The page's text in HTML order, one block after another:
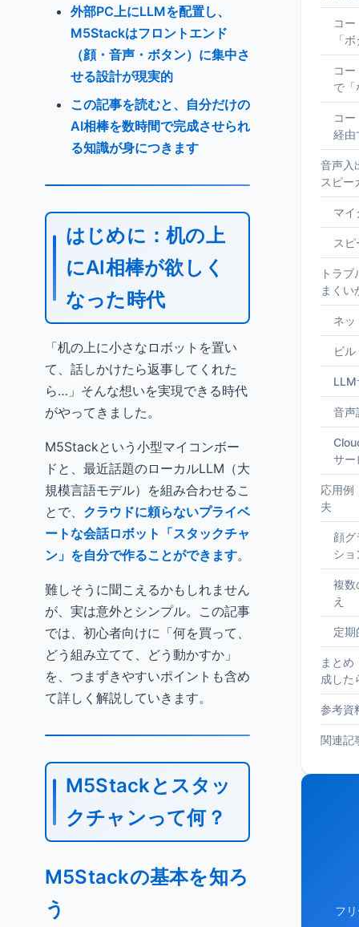
外部PC上にLLMを配置し、
M5Stackはフロントエンド
（顔・音声・ボタン）に集中さ
せる設計が現実的
この記事を読むと、自分だけの
AI相棒を数時間で完成させられ
る知識が身につきます
はじめに：机の上
にAI相棒が欲しく
なった時代
「机の上に小さなロボットを置い
て、話しかけたら返事してくれた
ら…」そんな想いを実現できる時代
がやってきました。
M5Stackという小型マイコンボー
ドと、最近話題のローカルLLM（大
規模言語モデル）を組み合わせるこ
とで、 クラウドに頼らないプライベ
ートな会話ロボット「スタックチャ
ン」を自分で作ることができます。
難しそうに聞こえるかもしれません
が、実は意外とシンプル。この記事
では、初心者向けに「何を買って、
どう組み立てて、どう動かすか」
を、つまずきやすいポイントも含め
て詳しく解説していきます。
M5Stackとスタッ
クチャンって何？
M5Stackの基本を知ろ
う
コ
「
コ
で「
コ
経由
音声入
スピー
マイ
ス
トラ
まくい
ネッ
ビ
LLM
音声
サー
応用例
夫
顔グ
ショ
複数
え
定期
まとめ
成した
参考資
関連記
フ